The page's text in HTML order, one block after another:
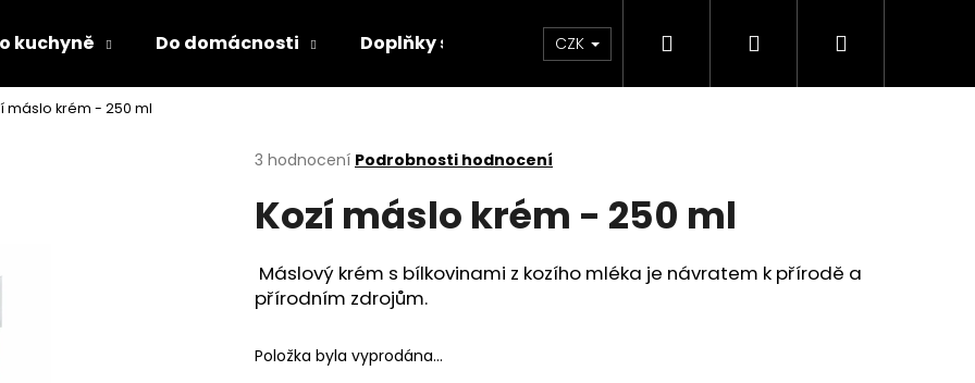
kuchyně Do domácnosti Doplňky s LED světlem Zdraví Výprodej skladových
CZK Hledat PřihlášeníNákupní
máslo krém - 250 ml
Průměrné
produktu
je
z
5
hvězdiček.
3 hodnocení Podrobnosti hodnocení
Kozí máslo krém - 250 ml
Máslový krém s bílkovinami z kozího mléka je návratem k přírodě a
přírodním zdrojům.
Položka byla vyprodána…
Co potřebujete najít?
HLEDAT